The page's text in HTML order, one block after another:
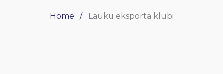
Home Lauku eksporta klubi